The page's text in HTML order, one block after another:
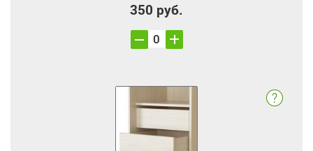
350 руб.